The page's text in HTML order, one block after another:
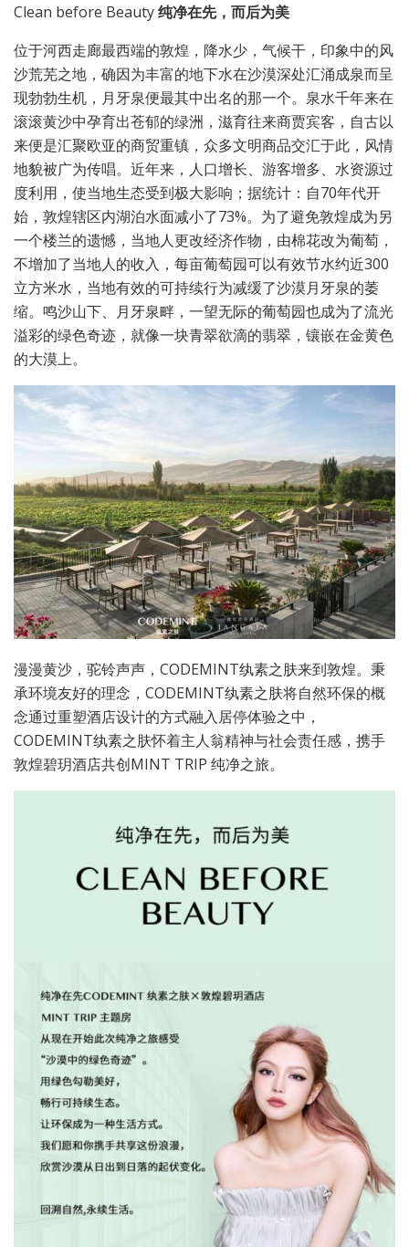
Clean before Beauty纯净在先，而后为美
位于河西走廊最西端的敦煌，降水少，气候干，印象中的风
沙荒芜之地，确因为丰富的地下水在沙漠深处汇涌成泉而呈
现勃勃生机，月牙泉便最其中出名的那一个。泉水千年来在
滚滚黄沙中孕育出苍郁的绿洲，滋育往来商贾宾客，自古以
来便是汇聚欧亚的商贸重镇，众多文明商品交汇于此，风情
地貌被广为传唱。近年来，人口增长、游客增多、水资源过
度利用，使当地生态受到极大影响；据统计：自70年代开
始，敦煌辖区内湖泊水面减小了73%。为了避免敦煌成为另
一个楼兰的遗憾，当地人更改经济作物，由棉花改为葡萄，
不增加了当地人的收入，每亩葡萄园可以有效节水约近300
立方米水，当地有效的可持续行为减缓了沙漠月牙泉的萎
缩。鸣沙山下、月牙泉畔，一望无际的葡萄园也成为了流光
溢彩的绿色奇迹，就像一块青翠欲滴的翡翠，镶嵌在金黄色
的大漠上。
漫漫黄沙，驼铃声声，CODEMINT纨素之肤来到敦煌。秉
承环境友好的理念，CODEMINT纨素之肤将自然环保的概
念通过重塑酒店设计的方式融入居停体验之中，
CODEMINT纨素之肤怀着主人翁精神与社会责任感，携手
敦煌碧玥酒店共创MINT TRIP 纯净之旅。